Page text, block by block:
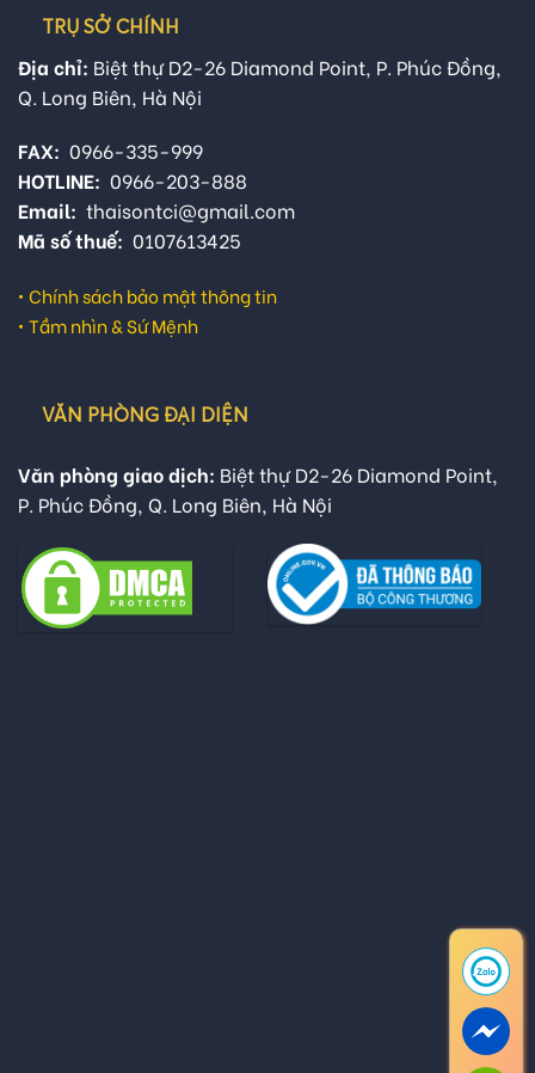
TRỤ SỞ CHÍNH
Địa chỉ: Biệt thự D2-26 Diamond Point, P. Phúc Đồng,
Q. Long Biên, Hà Nội
FAX: 0966-335-999
HOTLINE: 0966-203-888
Email: thaisontci@gmail.com
Mã số thuế: 0107613425
• Chính sách bảo mật thông tin
• Tầm nhìn & Sứ Mệnh
VĂN PHÒNG ĐẠI DIỆN
Văn phòng giao dịch: Biệt thự D2-26 Diamond Point,
P. Phúc Đồng, Q. Long Biên, Hà Nội